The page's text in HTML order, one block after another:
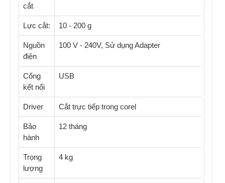
cắt
Lực cắt: 10 - 200 g
Nguồn
điện
100 V - 240V, Sử dụng Adapter
Cổng
kết nối
USB
Driver Cắt trực tiếp trong corel
Bảo
hành
12 tháng
Trọng
lượng
4 kg